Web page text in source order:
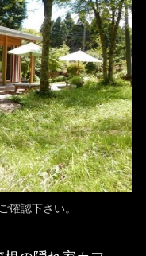
確認下さい。